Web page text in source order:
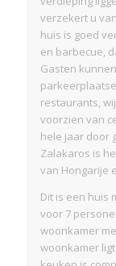
verzekert u
huis is goed
en barbecue,
Gasten
restaurants,
voorzien van
hele jaar door
Zalakaros is
van Hongarije
Dit is een huis
voor 7
woonkamer
woonkamer